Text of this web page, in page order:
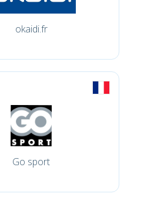
okaidi.fr
Go sport